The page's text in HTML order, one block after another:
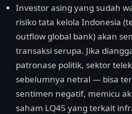
Investor asing yang sudah
risiko tata kelola Indonesia
outflow global bank) akan
transaksi serupa. Jika
patronase politik, sektor
sebelumnya netral — bisa
sentimen negatif, memicu
saham LQ45 yang terkait